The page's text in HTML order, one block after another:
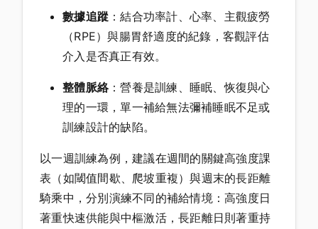
數據追蹤 ：結合功率計、心率、主觀疲勞
（RPE）與腸胃舒適度的紀錄，客觀評估
介入是否真正有效。
整體脈絡：營養是訓練、睡眠、恢復與心
理的一環，單一補給無法彌補睡眠不足或
訓練設計的缺陷。
以一週訓練為例，建議在週間的關鍵高強度課
表（如閾值間歇、爬坡重複）與週末的長距離
騎乘中，分別演練不同的補給情境：高強度日
著重快速供能與中樞激活，長距離日則著重持